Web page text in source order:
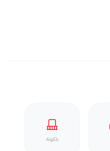
بلكونة